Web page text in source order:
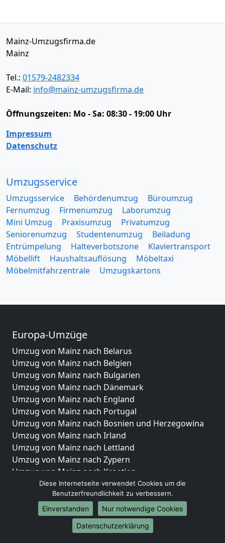
Mainz-Umzugsfirma.de
Mainz
Tel.: 01579-2482334
E-Mail: info@mainz-umzugsfirma.de
Öffnungszeiten: Mo - Sa: 08:30 - 19:00 Uhr
Impressum
Datenschutz
Umzugsservice
Umzugsservice Behördenumzug
Büroumzug
Fernumzug
Firmenumzug
Laborumzug
Mini Umzug
Praxisumzug
Privatumzug
Seniorenumzug
Studentenumzug
Beiladung
Entrümpelung
Halteverbotszone
Klaviertransport
Möbellift
Haushaltsauflösung
Möbeltaxi
Möbelmitfahrzentrale
Umzugskartons
Europa-Umzüge
Umzug von Mainz nach Belarus
Umzug von Mainz nach Belgien
Umzug von Mainz nach Bulgarien
Umzug von Mainz nach Dänemark
Umzug von Mainz nach England
Umzug von Mainz nach Portugal
Umzug von Mainz nach Bosnien und Herzegowina
Umzug von Mainz nach Irland
Umzug von Mainz nach Lettland
Umzug von Mainz nach Zypern
Umzug von Mainz nach Kroatien
Umzug von Mainz nach Estland
Umzug von Mainz nach Finnland
Umzug von Mainz nach Frankreich
Umzug von Mainz nach Griechenland
Umzug von Mainz nach Italien
Diese Internetseite verwendet Cookies um die
Benutzerfreundlichkeit zu verbessern.
Einverstanden
Nur notwendige Cookies
Datenschutzerklärung